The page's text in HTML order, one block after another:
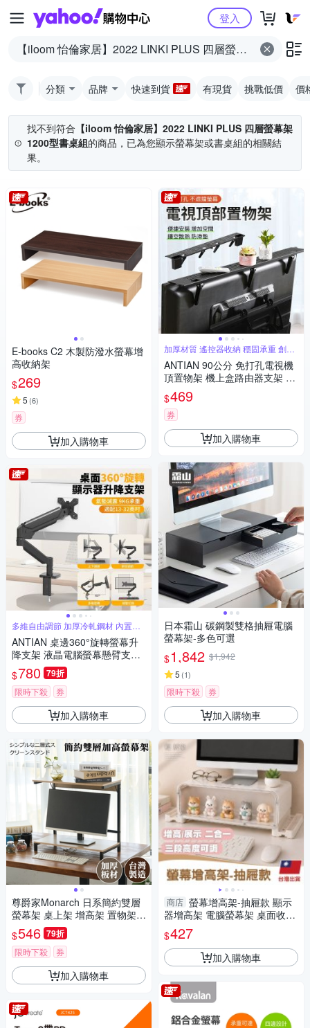
Yahoo購物中心登入
分類 品牌 快速到貨 有現貨 挑戰低價 價
找不到符合 【iloom 怡倫家居】2022 LINKI PLUS 四層螢幕架
1200型書桌組的商品，已為您顯示螢幕架或書桌組的相關結
果。
E-books C2 木製防潑水螢幕增
高收納架
$269
5 (6)
券
加入購物車
多維自由調節 加厚冷軋鋼材 內置理
線線槽
ANTIAN 桌邊360°旋轉螢幕升
降支架 液晶電腦螢幕懸臂支架
可調角度 螢幕增高架
$780 79折
限時下殺 券
加入購物車
尊爵家Monarch 日系簡約雙層
螢幕架 桌上架 增高架 置物架
收納架 螢幕鍵盤架 主機架
$546 79折
限時下殺 券
加入購物車
加厚材質 遙控器收納 穩固承重 創意
收納
ANTIAN 90公分 免打孔電視機
頂置物架 機上盒路由器支架 電
視螢幕頂部收納架
$469
券
加入購物車
日本霜山 碳鋼製雙格抽屜電腦
螢幕架-多色可選
$1,842 $1,942
5 (1)
限時下殺 券
加入購物車
商店 螢幕增高架-抽屜款 顯示
器增高架 電腦螢幕架 桌面收納
架 電腦架-輕居家8962
$427
加入購物車